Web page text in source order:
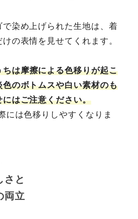
で染め上げられた生地は、着
の表情を見せてくれます。
ちは摩擦による色移りが起こ
のボトムスや白い素材のも
はご注意ください。
には色移りしやすくなりま
と
両立